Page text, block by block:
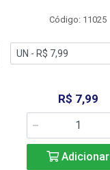
Código: 11025
R$ 7,99
Adicionar